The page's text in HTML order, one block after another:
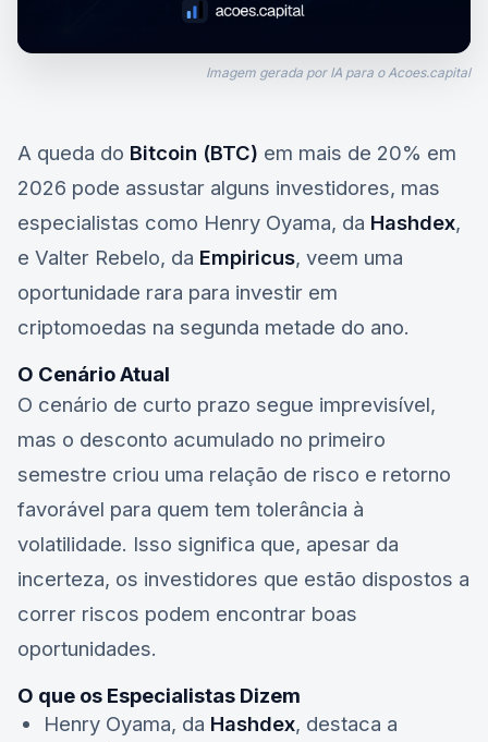
Imagem gerada por IA para o Acoes.capital
A queda do Bitcoin (BTC) em mais de 20% em
2026 pode assustar alguns investidores, mas
especialistas como Henry Oyama, da Hashdex,
e Valter Rebelo, da Empiricus, veem uma
oportunidade rara para investir em
criptomoedas na segunda metade do ano.
O Cenário Atual
O cenário de curto prazo segue imprevisível,
mas o desconto acumulado no primeiro
semestre criou uma relação de risco e retorno
favorável para quem tem tolerância à
volatilidade. Isso significa que, apesar da
incerteza, os investidores que estão dispostos a
correr riscos podem encontrar boas
oportunidades.
O que os Especialistas Dizem
Henry Oyama, da Hashdex, destaca a